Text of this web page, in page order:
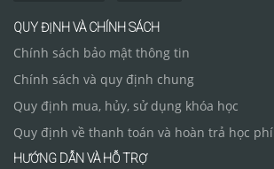
QUY ĐỊNH VÀ CHÍNH SÁCH
Chính sách bảo mật thông tin
Chính sách và quy định chung
Quy định mua, hủy, sử dụng khóa học
Quy định về thanh toán và hoàn trả học phí
HƯỚNG DẪN VÀ HỖ TRỢ